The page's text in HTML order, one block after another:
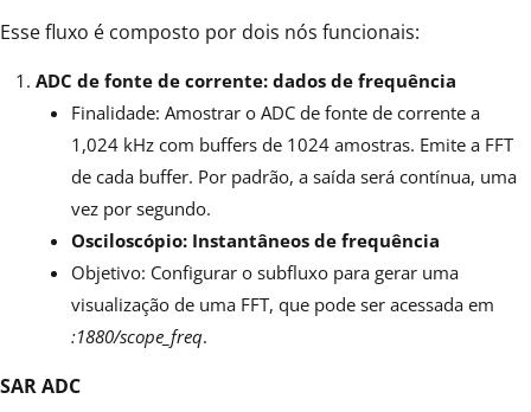
Esse fluxo é composto por dois nós funcionais:
ADC de fonte de corrente: dados de frequência
Finalidade: Amostrar o ADC de fonte de corrente a
1,024 kHz com buffers de 1024 amostras. Emite a FFT
de cada buffer. Por padrão, a saída será contínua, uma
vez por segundo.
Osciloscópio: Instantâneos de frequência
Objetivo: Configurar o subfluxo para gerar uma
visualização de uma FFT, que pode ser acessada em
:1880/scope_freq.
SAR ADC